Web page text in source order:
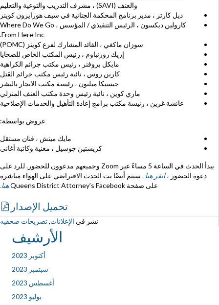
والعنف (SAVI) ، مشرف التدريب والتوعية والتعليم
ديل كارتر ، مدير برنامج المحكمة الجنائية في سيف هورايزون كوينز
كارولين ديكسون ، الرئيس التنفيذي / المؤسس ، Where Do We Go
From Here Inc.
سوزان ماكغي ، القائد المشارك لفرع كوينز (POMC)
إريك روزنباوم ، رئيس المكتب الخاص للضحايا
مايكل بروفنر ، رئيس مكتب جرائم الكراهية
كارين روس ، نائبة رئيس مكتب جرائم القتل
جيسيكا ميلتون ، رئيسة مكتب الاتجار بالبشر
ماري كوين ، نائبة رئيس وحدة مكتب العنف المنزلي
عائشة غرين ، رئيسة مكتب برامج إعادة التأهيل والخدمات الإصلاحية
عروض بواسطة:
مايك ميتش ، فنان مستقل
كريستين جوسيل ، مغنية وكاتبة أغاني
يبدأ الحدث في الساعة 5 مساءً عبر Zoom وجميعهم مدعوون للحضور. للرد على
دعوة الحضور ،انقر هنا . سيتم أيضًا بث الحدث الافتراضي على الهواء مباشرة
على صفحة Queens District Attorney’s Facebook
هنا.
تحميل الإصدار
نشر في الإعلانات,تصريحات صحفيه
الأرشيف
أكتوبر 2023
سبتمبر 2023
أغسطس 2023
يوليو 2023